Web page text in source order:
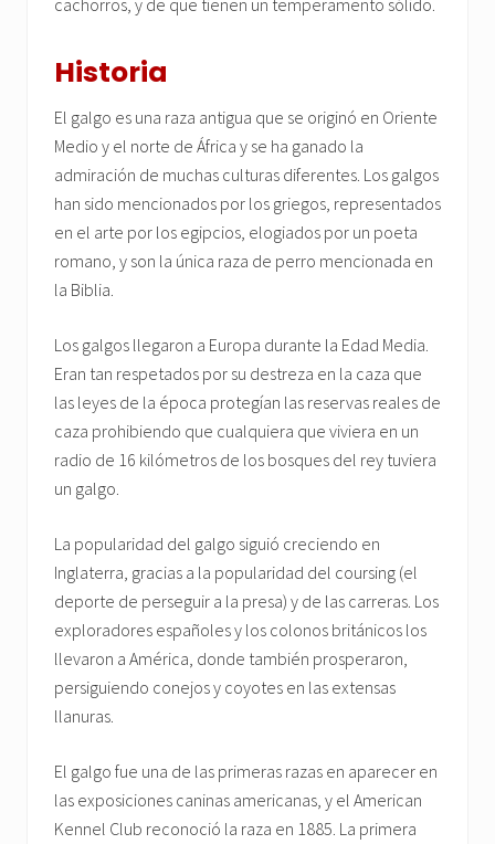
Historia
El galgo es una raza antigua que se originó en Oriente
Medio y el norte de África y se ha ganado la
admiración de muchas culturas diferentes. Los galgos
han sido mencionados por los griegos, representados
en el arte por los egipcios, elogiados por un poeta
romano, y son la única raza de perro mencionada en
la Biblia.
Los galgos llegaron a Europa durante la Edad Media.
Eran tan respetados por su destreza en la caza que
las leyes de la época protegían las reservas reales de
caza prohibiendo que cualquiera que viviera en un
radio de 16 kilómetros de los bosques del rey tuviera
un galgo.
La popularidad del galgo siguió creciendo en
Inglaterra, gracias a la popularidad del coursing (el
deporte de perseguir a la presa) y de las carreras. Los
exploradores españoles y los colonos británicos los
llevaron a América, donde también prosperaron,
persiguiendo conejos y coyotes en las extensas
llanuras.
El galgo fue una de las primeras razas en aparecer en
las exposiciones caninas americanas, y el American
Kennel Club reconoció la raza en 1885. La primera